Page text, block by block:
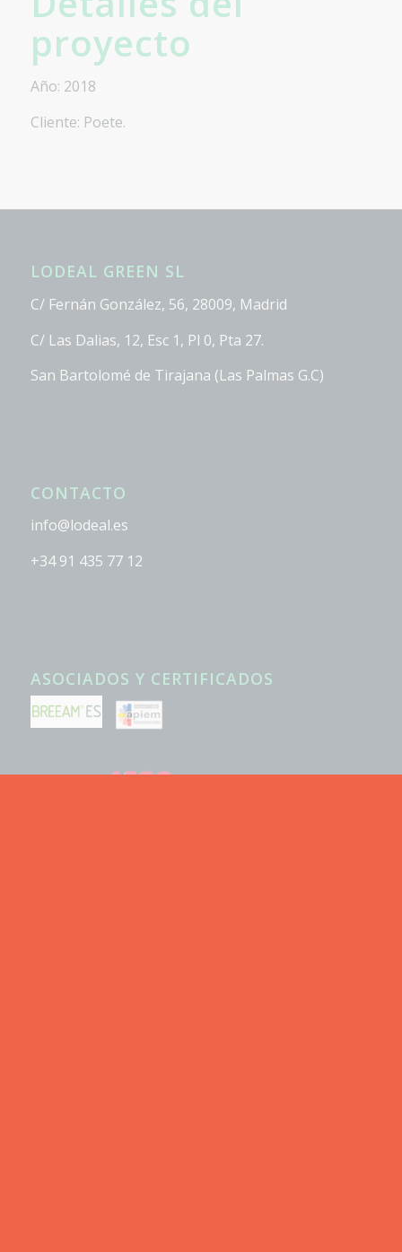
proyecto
Año: 2018
Cliente: Poete.
LODEAL GREEN SL
C/ Fernán González, 56, 28009, Madrid
C/ Las Dalias, 12, Esc 1, Pl 0, Pta 27.
San Bartolomé de Tirajana (Las Palmas G.C)
CONTACTO
info@lodeal.es
+34 91 435 77 12
ASOCIADOS Y CERTIFICADOS